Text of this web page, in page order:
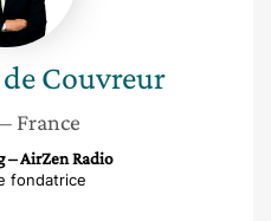
de Couvreur
– France
– AirZen Radio
fondatrice